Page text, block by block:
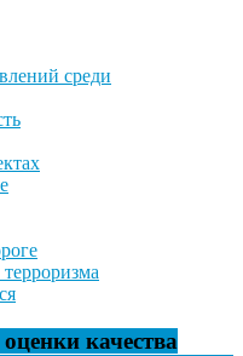
среди
качества